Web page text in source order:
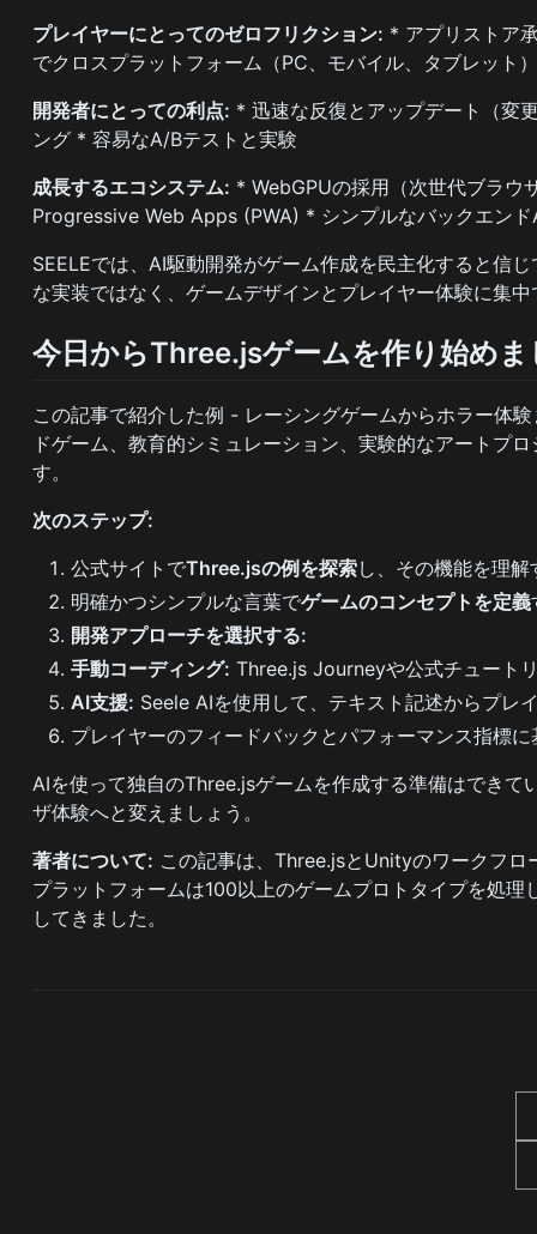
プレイヤーにとってのゼロフリクション: * アプリストア
でクロスプラットフォーム（PC、モバイル、タブレット
開発者にとっての利点: * 迅速な反復とアップデート（変
ング * 容易なA/Bテストと実験
成長するエコシステム: * WebGPUの採用（次世代ブラウ
Progressive Web Apps (PWA) * シンプルなバックエン
SEELEでは、AI駆動開発がゲーム作成を民主化すると信
な実装ではなく、ゲームデザインとプレイヤー体験に集
今日からThree.jsゲームを作り始め
この記事で紹介した例 - レーシングゲームからホラー体
ドゲーム、教育的シミュレーション、実験的なアートプ
す。
次のステップ:
公式サイトでThree.jsの例を探索し、その機能を理解
明確かつシンプルな言葉でゲームのコンセプトを定義
開発アプローチを選択する:
手動コーディング: Three.js Journeyや公式チュート
AI支援: Seele AIを使用して、テキスト記述からプレ
プレイヤーのフィードバックとパフォーマンス指標に
AIを使って独自のThree.jsゲームを作成する準備はできて
ザ体験へと変えましょう。
著者について: この記事は、Three.jsとUnityのワークフ
プラットフォームは100以上のゲームプロトタイプを処
してきました。